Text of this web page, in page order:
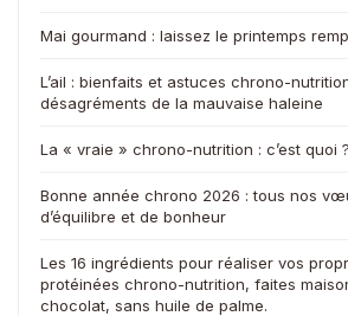
Mai gourmand : laissez le printemps
L’ail : bienfaits et astuces chrono-
désagréments de la mauvaise haleine
La « vraie » chrono-nutrition : c’est quoi ?
Bonne année chrono 2026 : tous nos
d’équilibre et de bonheur
Les 16 ingrédients pour réaliser vos
protéinées chrono-nutrition, faites
chocolat, sans huile de palme.